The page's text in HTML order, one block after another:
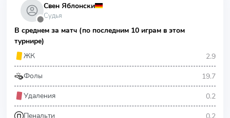
⬤
Свен Яблонски
Судья
В среднем за матч (по последним 10 играм в этом
турнире)
ЖК
2.9
Фолы 19.7
Удаления 0.2
Пенальти 0.2